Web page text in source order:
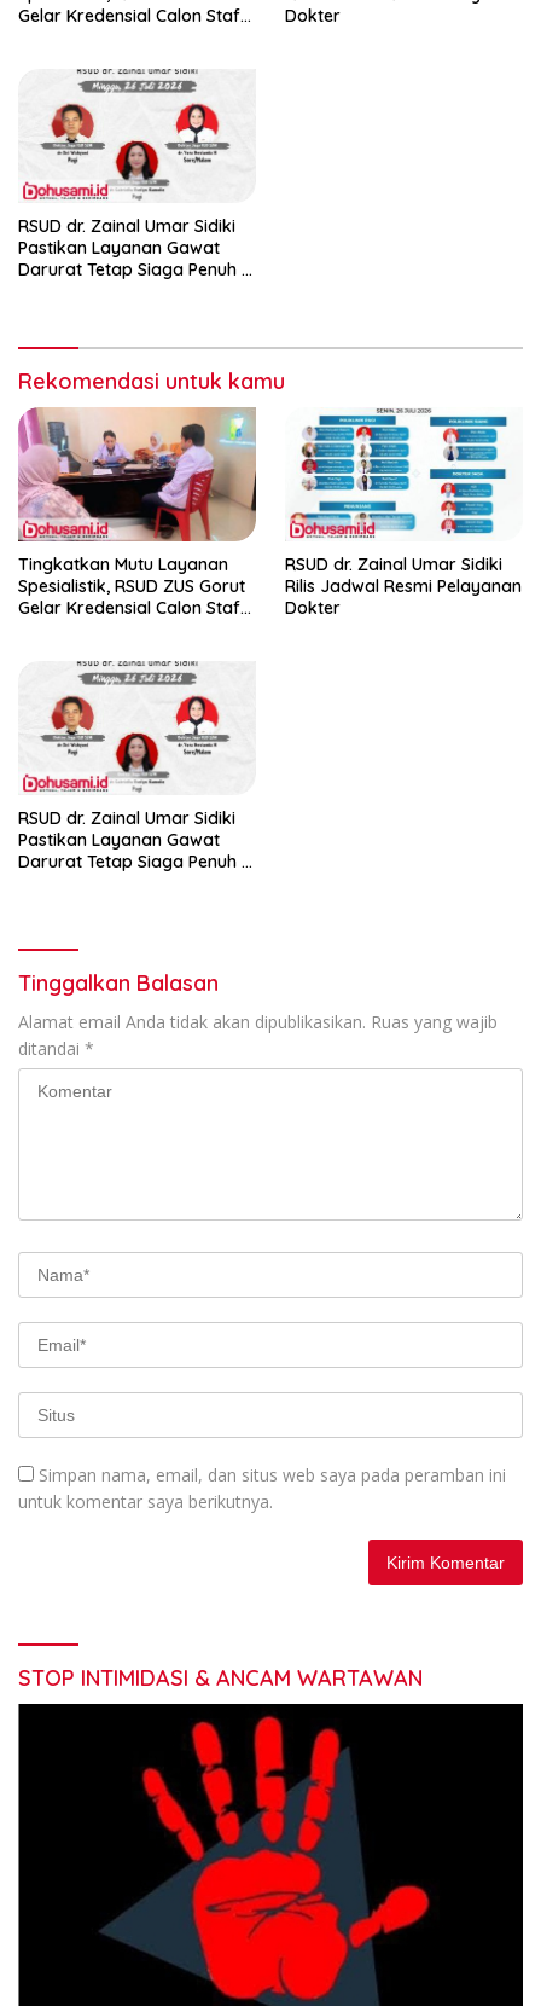
Gelar Kredensial Calon Staf
Dokter
RSUD dr. Zainal Umar Sidiki
Pastikan Layanan Gawat
Darurat Tetap Siaga Penuh di
Rekomendasi untuk kamu
Tingkatkan Mutu Layanan
Spesialistik, RSUD ZUS Gorut
Gelar Kredensial Calon Staf
RSUD dr. Zainal Umar Sidiki
Rilis Jadwal Resmi Pelayanan
Dokter
RSUD dr. Zainal Umar Sidiki
Pastikan Layanan Gawat
Darurat Tetap Siaga Penuh di
Tinggalkan Balasan
Alamat email Anda tidak akan dipublikasikan. Ruas yang wajib
ditandai *
Simpan nama, email, dan situs web saya pada peramban ini
untuk komentar saya berikutnya.
STOP INTIMIDASI & ANCAM WARTAWAN